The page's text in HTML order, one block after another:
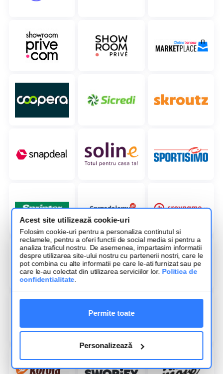
Acest site utilizează cookie-uri
Folosim cookie-uri pentru a personaliza continutul si
reclamele, pentru a oferi functii de social media si pentru a
analiza traficul nostru. De asemenea, impartasim informatii
despre utilizarea site-ului nostru cu partenerii nostri, care le
pot combina cu alte informatii pe care le-ati furnizat sau pe
care le-au colectat din utilizarea serviciilor lor. Politica de
confidentialitate
Permite toate
Personalizează